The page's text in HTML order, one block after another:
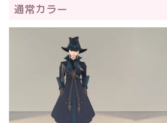
通常カラー